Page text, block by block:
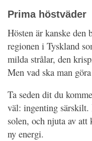
Prima höstväder
Hösten är kanske den
regionen i Tyskland
milda strålar, den
Men vad ska man
Ta seden dit du
väl: ingenting särskilt.
solen, och njuta av
ny energi.